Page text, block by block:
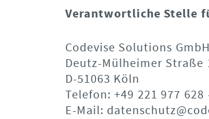
Verantwortliche Stelle
Codevise Solutions GmbH
Deutz-Mülheimer Straße
D-51063 Köln
Telefon: +49 221 977 628
E-Mail: